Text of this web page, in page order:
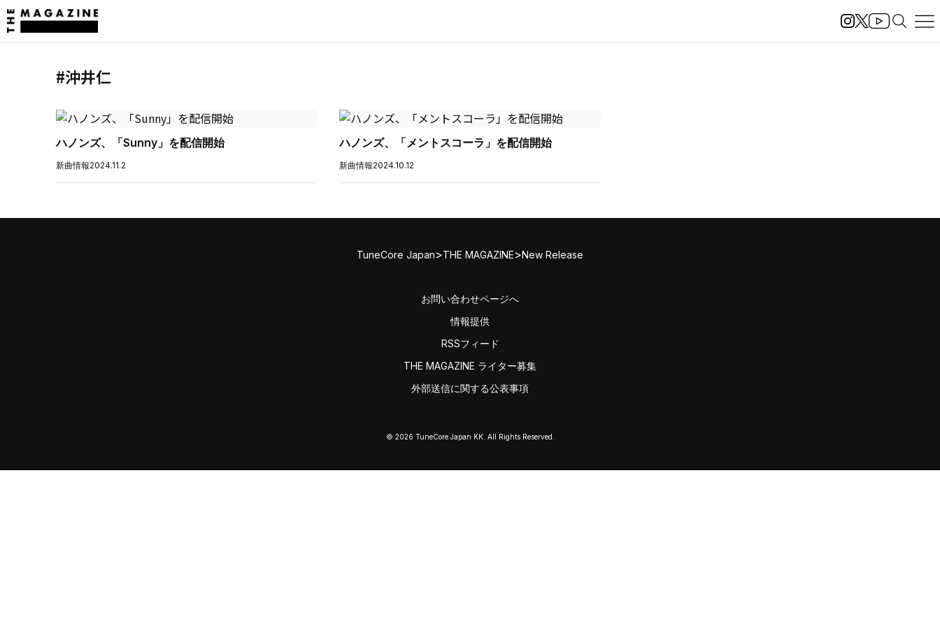
#沖井仁
ハノンズ、「Sunny」を配信開始
新曲情報2024.11.2
ハノンズ、「メントスコーラ」を配信開始
新曲情報2024.10.12
TuneCore Japan>THE MAGAZINE>New Release
お問い合わせページへ
情報提供
RSSフィード
THE MAGAZINE ライター募集
外部送信に関する公表事項
© 2026 TuneCore Japan KK. All Rights Reserved.